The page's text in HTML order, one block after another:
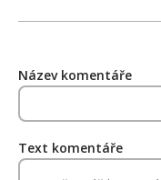
Název komentáře
Text komentáře